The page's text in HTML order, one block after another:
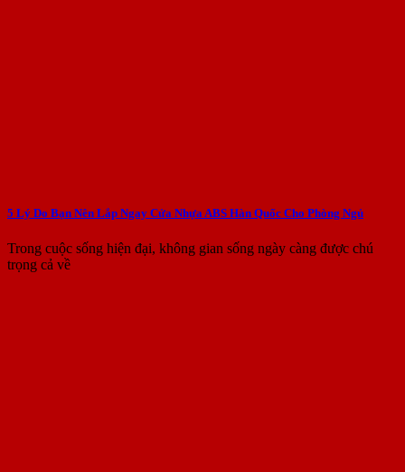
5 Lý Do Bạn Nên Lắp Ngay Cửa Nhựa ABS Hàn Quốc Cho Phòng Ngủ
Trong cuộc sống hiện đại, không gian sống ngày càng được chú
trọng cả về